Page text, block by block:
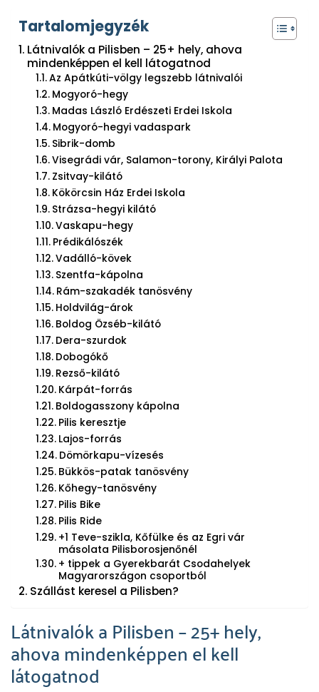
Tartalomjegyzék
Látnivalók a Pilisben – 25+ hely, ahova
mindenképpen el kell látogatnod
Az Apátkúti-völgy legszebb látnivalói
Mogyoró-hegy
Madas László Erdészeti Erdei Iskola
Mogyoró-hegyi vadaspark
Sibrik-domb
Visegrádi vár, Salamon-torony, Királyi Palota
Zsitvay-kilátó
Kökörcsin Ház Erdei Iskola
Strázsa-hegyi kilátó
Vaskapu-hegy
Prédikálószék
Vadálló-kövek
Szentfa-kápolna
Rám-szakadék tanösvény
Holdvilág-árok
Boldog Özséb-kilátó
Dera-szurdok
Dobogókő
Rezső-kilátó
Kárpát-forrás
Boldogasszony kápolna
Pilis keresztje
Lajos-forrás
Dömörkapu-vízesés
Bükkös-patak tanösvény
Kőhegy-tanösvény
Pilis Bike
Pilis Ride
+1 Teve-szikla, Kőfülke és az Egri vár
másolata Pilisborosjenőnél
+ tippek a Gyerekbarát Csodahelyek
Magyarországon csoportból
Szállást keresel a Pilisben?
Látnivalók a Pilisben – 25+ hely,
ahova mindenképpen el kell
látogatnod